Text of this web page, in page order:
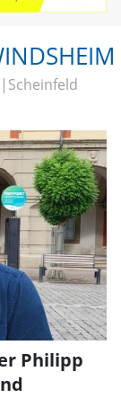
Scheinfeld
Philipp